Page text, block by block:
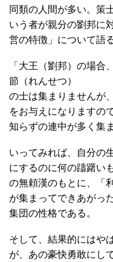
同類の人間が多い。策
いう者が親分の劉邦に
営の特徴」について語
「大王（劉邦）の場合
節（れんせつ）
の士は集まりませんが
をお与えになりますの
知らずの連中が多く集
いってみれば、自分の
にするのに何の躊躇い
の無頼漢のもとに、「
が集まってできあがっ
集団の性格である。
そして、結果的にはや
が、あの豪快勇敢にし